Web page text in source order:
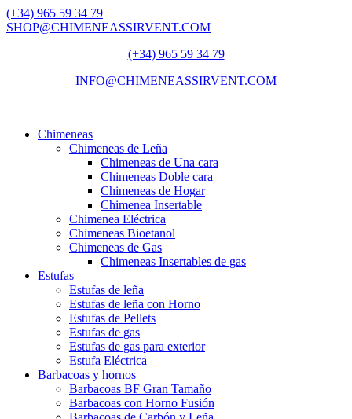
(+34) 965 59 34 79
SHOP@CHIMENEASSIRVENT.COM
(+34) 965 59 34 79
INFO@CHIMENEASSIRVENT.COM
Chimeneas
Chimeneas de Leña
Chimeneas de Una cara
Chimeneas Doble cara
Chimeneas de Hogar
Chimenea Insertable
Chimenea Eléctrica
Chimeneas Bioetanol
Chimeneas de Gas
Chimeneas Insertables de gas
Estufas
Estufas de leña
Estufas de leña con Horno
Estufas de Pellets
Estufas de gas
Estufas de gas para exterior
Estufa Eléctrica
Barbacoas y hornos
Barbacoas BF Gran Tamaño
Barbacoas con Horno Fusión